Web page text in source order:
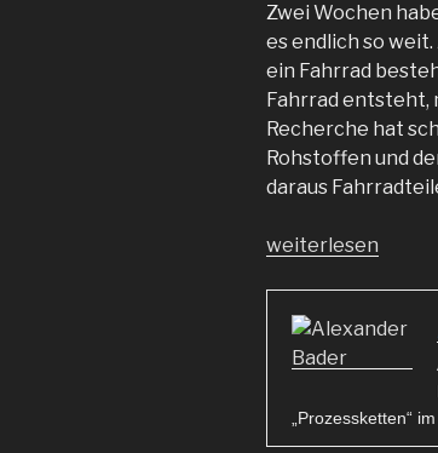
Zwei Wochen
es endlich so
ein Fahrrad
Fahrrad entsteht,
Recherche hat
Rohstoffen und
daraus
„Von
weiterlesen
„Prozessketten“